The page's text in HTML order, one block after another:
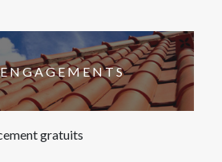
gratuits